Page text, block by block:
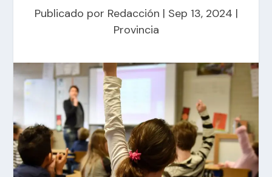
Publicado por Redacción | Sep 13, 2024 |
Provincia